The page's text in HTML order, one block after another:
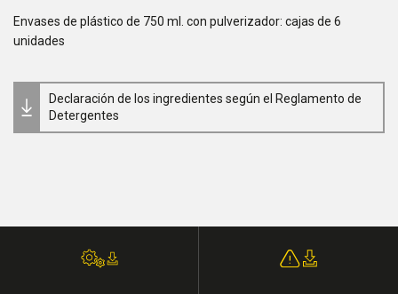
Envases de plástico de 750 ml. con pulverizador: cajas de 6
unidades
Declaración de los ingredientes según el Reglamento de
Detergentes